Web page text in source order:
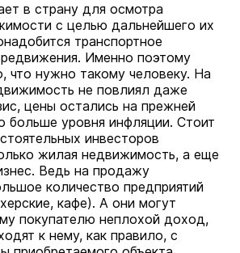
в страну для осмотра
с целью дальнейшего их
транспортное
Именно поэтому
что нужно такому человеку. На
не повлиял даже
цены остались на прежней
больше уровня инфляции. Стоит
инвесторов
жилая недвижимость, а еще
Ведь на продажу
количество предприятий
кафе). А они могут
покупателю неплохой доход,
к нему, как правило, с